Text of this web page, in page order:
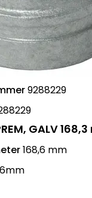
9288229
GALV
168,6 mm